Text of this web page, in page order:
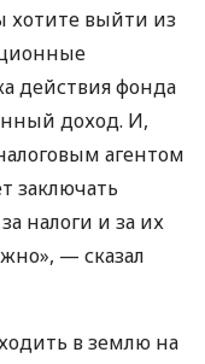
хотите выйти из
действия фонда
доход. И,
агентом
заключать
налоги и за их
— сказал
в землю на